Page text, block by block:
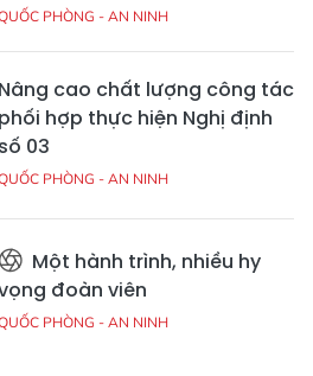
PHÒNG - AN NINH
Nâng cao chất lượng công tác
phối hợp thực hiện Nghị định
số 03
PHÒNG - AN NINH
Một hành trình, nhiều hy
đoàn viên
PHÒNG - AN NINH